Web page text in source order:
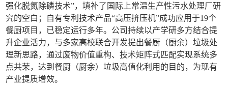
强化脱氮除磷技术”，填补了国际上常温生产性污水处理厂研
究的空白；自有专利技术产品“高压挤压机”成功应用于19个
餐厨项目，已稳定运行多年。公司持续以产学研多方结合提
升企业活力，与多家高校联合开发提出餐厨（厨余）垃圾处
理新思路，通过废物价值重构、技术矩阵式匹配实现系统多
点共荣，达到餐厨（厨余）垃圾高值化利用的目的，为现有
产业提质增效。